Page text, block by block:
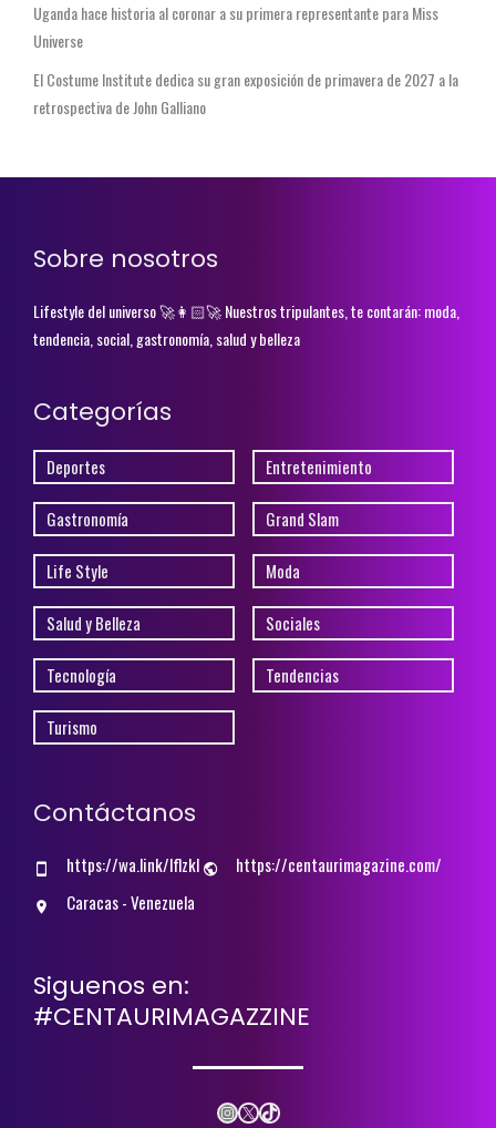
Uganda hace historia al coronar a su primera representante para Miss
Universe
El Costume Institute dedica su gran exposición de primavera de 2027 a la
retrospectiva de John Galliano
Sobre nosotros
Lifestyle del universo 🚀👩🏻‍🚀 Nuestros tripulantes, te contarán: moda,
tendencia, social, gastronomía, salud y belleza
Categorías
Deportes Entretenimiento
Gastronomía Grand Slam
Life Style Moda
Salud y Belleza Sociales
Tecnología Tendencias
Turismo
Contáctanos
https://wa.link/lflzkl
https://centaurimagazine.com/
Caracas - Venezuela
Siguenos en:
#CENTAURIMAGAZZINE